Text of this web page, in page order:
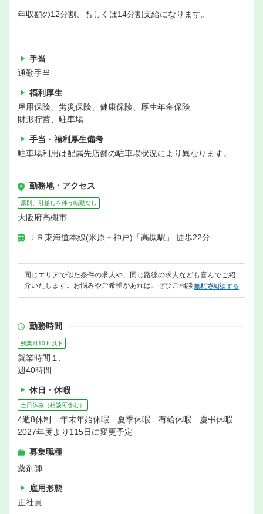
年収額の12分割、もしくは14分割支給になります。
手当
通勤手当
福利厚生
雇用保険、労災保険、健康保険、厚生年金保険
財形貯蓄、駐車場
手当・福利厚生備考
駐車場利用は配属先店舗の駐車場状況により異なります。
勤務地・アクセス
原則、引越しを伴う転勤なし
大阪府高槻市
ＪＲ東海道本線(米原－神戸)「高槻駅」 徒歩22分
同じエリアで似た条件の求人や、同じ路線の求人なども喜んでご紹
介いたします。お悩みやご希望があれば、ぜひご相談ください。
無料で相談する
勤務時間
残業月10ｈ以下
就業時間１:
週40時間
休日・休暇
土日休み（相談可含む）
4週8休制 年末年始休暇 夏季休暇 有給休暇 慶弔休暇
2027年度より115日に変更予定
募集職種
薬剤師
雇用形態
正社員